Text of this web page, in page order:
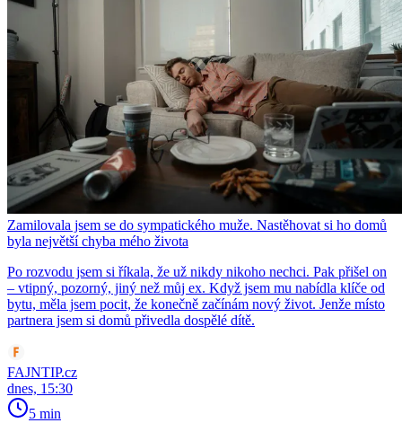
Zamilovala jsem se do sympatického muže. Nastěhovat si ho domů
byla největší chyba mého života
Po rozvodu jsem si říkala, že už nikdy nikoho nechci. Pak přišel on
– vtipný, pozorný, jiný než můj ex. Když jsem mu nabídla klíče od
bytu, měla jsem pocit, že konečně začínám nový život. Jenže místo
partnera jsem si domů přivedla dospělé dítě.
FAJNTIP.cz
dnes, 15:30
5 min